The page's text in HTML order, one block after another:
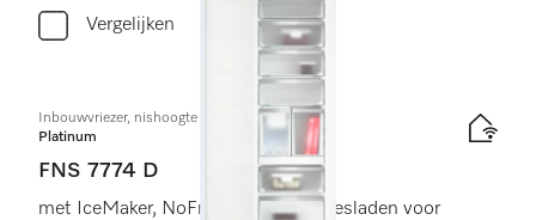
Vergelijken
Inbouwvriezer, nishoogte 178 cm
Platinum
FNS 7774 D
met IceMaker, NoFrost en 8 diepvriesladen voor